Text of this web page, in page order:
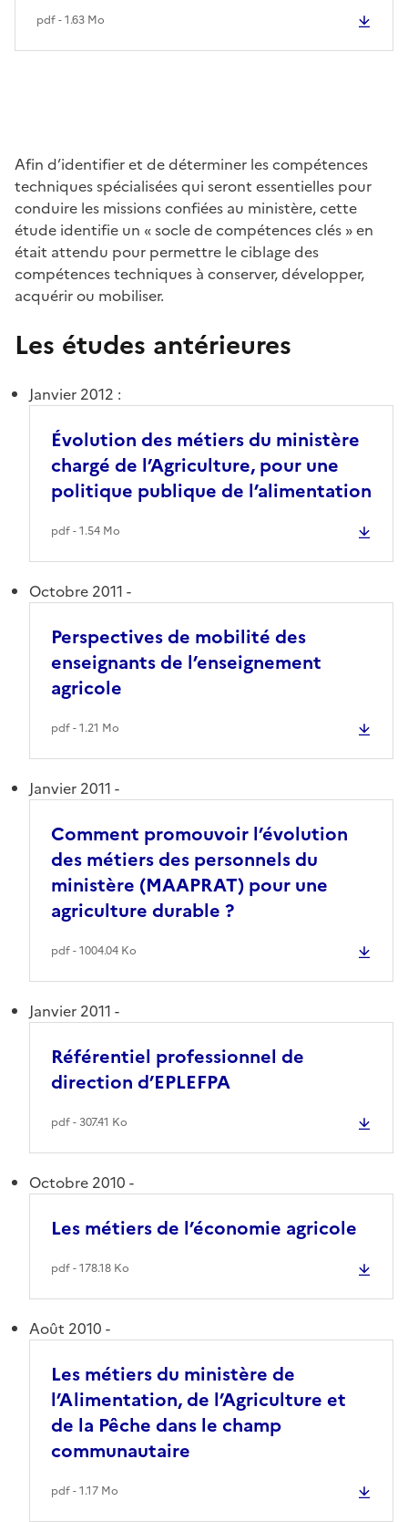
pdf - 1.63 Mo
Afin d’identifier et de déterminer les compétences
techniques spécialisées qui seront essentielles pour
conduire les missions confiées au ministère, cette
étude identifie un « socle de compétences clés » en
était attendu pour permettre le ciblage des
compétences techniques à conserver, développer,
acquérir ou mobiliser.
Les études antérieures
Janvier 2012 :
Évolution des métiers du ministère
chargé de l’Agriculture, pour une
politique publique de l’alimentation
pdf - 1.54 Mo
Octobre 2011 -
Perspectives de mobilité des
enseignants de l’enseignement
agricole
pdf - 1.21 Mo
Janvier 2011 -
Comment promouvoir l’évolution
des métiers des personnels du
ministère (MAAPRAT) pour une
agriculture durable ?
pdf - 1004.04 Ko
Janvier 2011 -
Référentiel professionnel de
direction d’EPLEFPA
pdf - 307.41 Ko
Octobre 2010 -
Les métiers de l’économie agricole
pdf - 178.18 Ko
Août 2010 -
Les métiers du ministère de
l’Alimentation, de l’Agriculture et
de la Pêche dans le champ
communautaire
pdf - 1.17 Mo